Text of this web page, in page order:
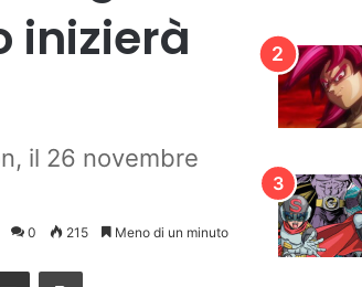
inizierà
il 26 novembre
0 215 Meno di un minuto
Condividi via mail Stampa